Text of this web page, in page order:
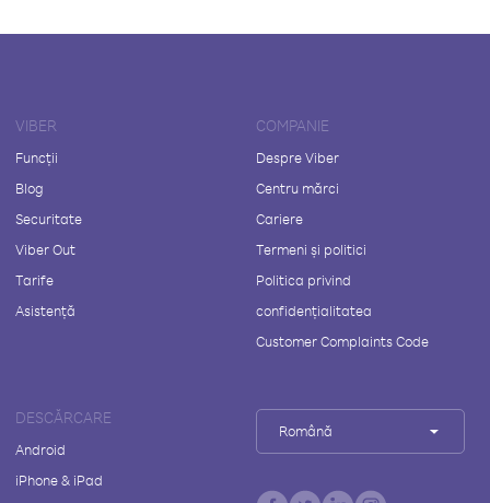
VIBER
Funcții
Blog
Securitate
Viber Out
Tarife
Asistență
COMPANIE
Despre Viber
Centru mărci
Cariere
Termeni și politici
Politica privind
confidențialitatea
Customer Complaints Code
DESCĂRCARE
Android
iPhone & iPad
Română